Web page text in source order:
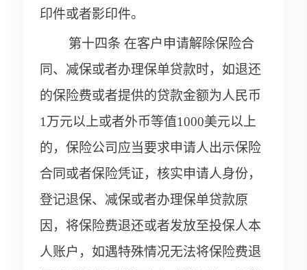
印件或者影印件。
第十四条 在客户申请解除保险合
同、减保或者办理保单贷款时，如退还
的保险费或者提供的贷款金额为人民币
1万元以上或者外币等值1000美元以上
的，保险公司应当要求申请人出示保险
合同或者保险凭证，核实申请人身份，
登记退保、减保或者办理保单贷款原
因，将保险费退还或者发放至投保人本
人账户，如遇特殊情况无法将保险费退